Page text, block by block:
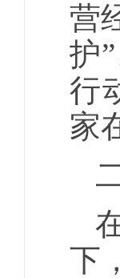
营
护
行
家
下